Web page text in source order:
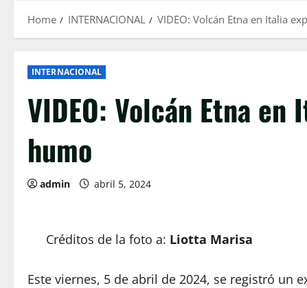
Home INTERNACIONAL VIDEO: Volcán Etna en Italia
INTERNACIONAL
VIDEO: Volcán Etna
humo
admin abril 5, 2024
Créditos de la foto a: Liotta Marisa
Este viernes, 5 de abril de 2024, se registró un